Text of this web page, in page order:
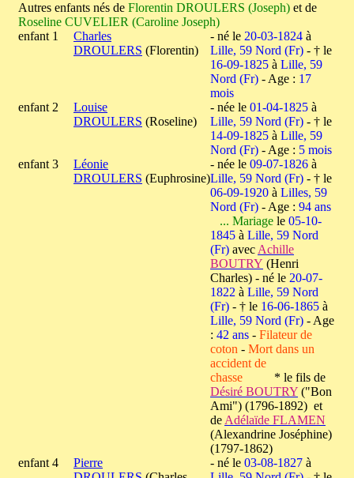
Autres enfants nés de Florentin DROULERS (Joseph) et de
Roseline CUVELIER (Caroline Joseph)
enfant 1
Charles
DROULERS (Florentin)
- né le 20-03-1824 à
Lille, 59 Nord (Fr) - † le
16-09-1825 à Lille, 59
Nord (Fr) - Age : 17
mois
enfant 2
Louise
DROULERS (Roseline)
- née le 01-04-1825 à
Lille, 59 Nord (Fr) - † le
14-09-1825 à Lille, 59
Nord (Fr) - Age : 5 mois
enfant 3
Léonie
DROULERS (Euphrosine)
- née le 09-07-1826 à
Lille, 59 Nord (Fr) - † le
06-09-1920 à Lilles, 59
Nord (Fr) - Age : 94 ans
... Mariage le 05-10-
1845 à Lille, 59 Nord
(Fr) avec Achille
BOUTRY (Henri
Charles) - né le 20-07-
1822 à Lille, 59 Nord
(Fr) - † le 16-06-1865 à
Lille, 59 Nord (Fr) - Age
: 42 ans - Filateur de
coton - Mort dans un
accident de
chasse * le fils de
Désiré BOUTRY ("Bon
Ami") (1796-1892) et
de Adélaïde FLAMEN
(Alexandrine Joséphine)
(1797-1862)
enfant 4
Pierre
- né le 03-08-1827 à